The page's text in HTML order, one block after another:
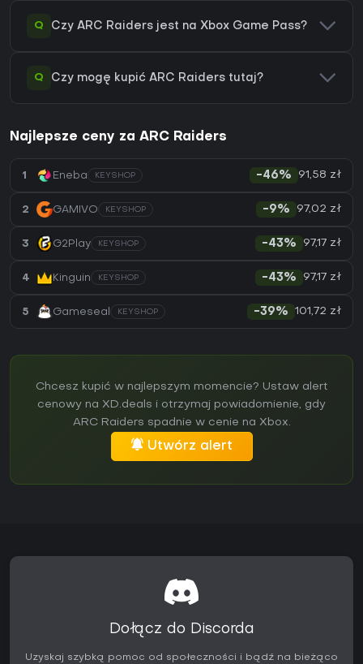
Q Czy ARC Raiders jest na Xbox Game Pass?
Q Czy mogę kupić ARC Raiders tutaj?
Najlepsze ceny za ARC Raiders
1 Eneba KEYSHOP -46% 91,58 zł
2 GAMIVO KEYSHOP -9% 97,02 zł
3 G2Play KEYSHOP -43% 97,17 zł
4 Kinguin KEYSHOP -43% 97,17 zł
5 Gameseal KEYSHOP -39% 101,72 zł
Chcesz kupić w najlepszym momencie? Ustaw alert
cenowy na XD.deals i otrzymaj powiadomienie, gdy
ARC Raiders spadnie w cenie na Xbox.
Utwórz alert
Dołącz do Discorda
Uzyskaj szybką pomoc od społeczności i bądź na bieżąco